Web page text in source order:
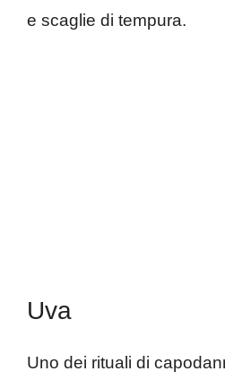
e scaglie di tempura.
Uva
Uno dei rituali di